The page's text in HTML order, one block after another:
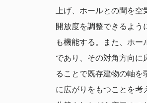
上げ、ホールとの間を空
開放度を調整できるよう
も機能する。また、ホ
であり、その対角方向
ることで既存建物の軸
に広がりをもつことを考